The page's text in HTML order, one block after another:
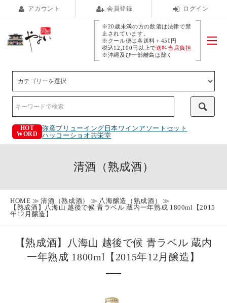
アカウント 会員登録 ログイン
※20歳未満の方の飲酒は法律で禁
止されています。
※クール便は各送料＋450円
税込12,100円以上で送料当店負担
※沖縄及び一部離島は除く
HOT
WORD
弥彦ブリューイング 日本ワインアソートセット
ハッコーショオ共栄堂
清酒（熟成酒）
HOME 清酒（熟成酒）
八海醸造（熟成酒）
【熟成酒】八海山 越後で候 青ラベル 蔵内一年熟成 1800ml【2015
年12月醸造】
【熟成酒】八海山 越後で候 青ラベル 蔵内
一年熟成 1800ml【2015年12月醸造】